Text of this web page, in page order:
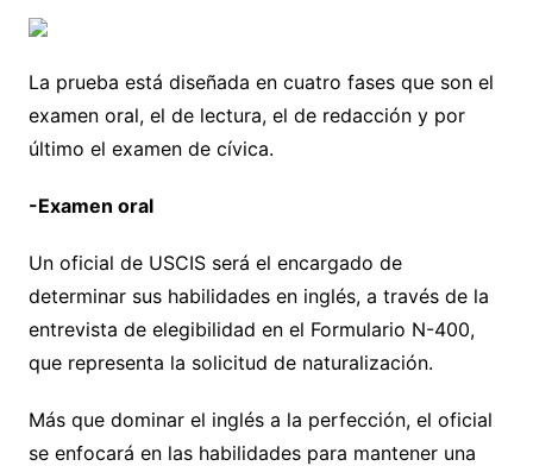
La prueba está diseñada en cuatro fases que son el
examen oral, el de lectura, el de redacción y por
último el examen de cívica.
-Examen oral
Un oficial de USCIS será el encargado de
determinar sus habilidades en inglés, a través de la
entrevista de elegibilidad en el Formulario N-400,
que representa la solicitud de naturalización.
Más que dominar el inglés a la perfección, el oficial
se enfocará en las habilidades para mantener una